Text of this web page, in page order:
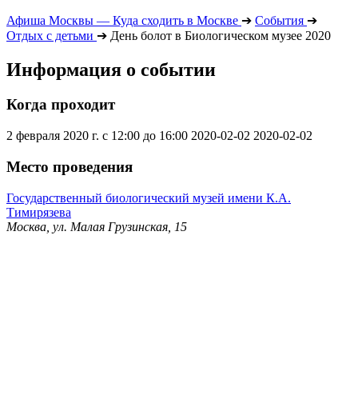
Афиша Москвы — Куда сходить в Москве ➔ События ➔
Отдых с детьми ➔ День болот в Биологическом музее 2020
Информация о событии
Когда проходит
2 февраля 2020 г. с 12:00 до 16:00 2020-02-02 2020-02-02
Место проведения
Государственный биологический музей имени К.А.
Тимирязева
Москва, ул. Малая Грузинская, 15